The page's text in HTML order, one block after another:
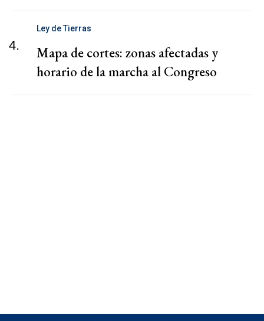
4.
Ley de Tierras
Mapa de cortes: zonas afectadas y
horario de la marcha al Congreso